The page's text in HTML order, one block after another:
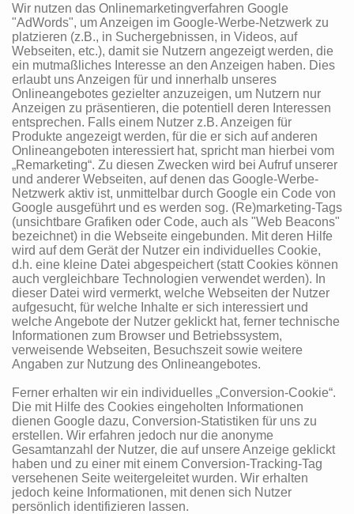
Wir nutzen das Onlinemarketingverfahren Google
"AdWords", um Anzeigen im Google-Werbe-Netzwerk zu
platzieren (z.B., in Suchergebnissen, in Videos, auf
Webseiten, etc.), damit sie Nutzern angezeigt werden, die
ein mutmaßliches Interesse an den Anzeigen haben. Dies
erlaubt uns Anzeigen für und innerhalb unseres
Onlineangebotes gezielter anzuzeigen, um Nutzern nur
Anzeigen zu präsentieren, die potentiell deren Interessen
entsprechen. Falls einem Nutzer z.B. Anzeigen für
Produkte angezeigt werden, für die er sich auf anderen
Onlineangeboten interessiert hat, spricht man hierbei vom
„Remarketing“. Zu diesen Zwecken wird bei Aufruf unserer
und anderer Webseiten, auf denen das Google-Werbe-
Netzwerk aktiv ist, unmittelbar durch Google ein Code von
Google ausgeführt und es werden sog. (Re)marketing-Tags
(unsichtbare Grafiken oder Code, auch als "Web Beacons"
bezeichnet) in die Webseite eingebunden. Mit deren Hilfe
wird auf dem Gerät der Nutzer ein individuelles Cookie,
d.h. eine kleine Datei abgespeichert (statt Cookies können
auch vergleichbare Technologien verwendet werden). In
dieser Datei wird vermerkt, welche Webseiten der Nutzer
aufgesucht, für welche Inhalte er sich interessiert und
welche Angebote der Nutzer geklickt hat, ferner technische
Informationen zum Browser und Betriebssystem,
verweisende Webseiten, Besuchszeit sowie weitere
Angaben zur Nutzung des Onlineangebotes.
Ferner erhalten wir ein individuelles „Conversion-Cookie“.
Die mit Hilfe des Cookies eingeholten Informationen
dienen Google dazu, Conversion-Statistiken für uns zu
erstellen. Wir erfahren jedoch nur die anonyme
Gesamtanzahl der Nutzer, die auf unsere Anzeige geklickt
haben und zu einer mit einem Conversion-Tracking-Tag
versehenen Seite weitergeleitet wurden. Wir erhalten
jedoch keine Informationen, mit denen sich Nutzer
persönlich identifizieren lassen.